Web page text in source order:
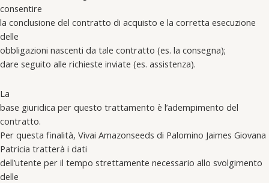
consentire
la conclusione del contratto di acquisto e la corretta esecuzione
delle
obbligazioni nascenti da tale contratto (es. la consegna);
dare seguito alle richieste inviate (es. assistenza).
La
base giuridica per questo trattamento è l’adempimento del
contratto.
Per questa finalità, Vivai Amazonseeds di Palomino Jaimes Giovana
Patricia tratterà i dati
dell’utente per il tempo strettamente necessario allo svolgimento
delle